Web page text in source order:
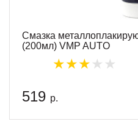
Смазка
(200мл) VMP AUTO
519 р.